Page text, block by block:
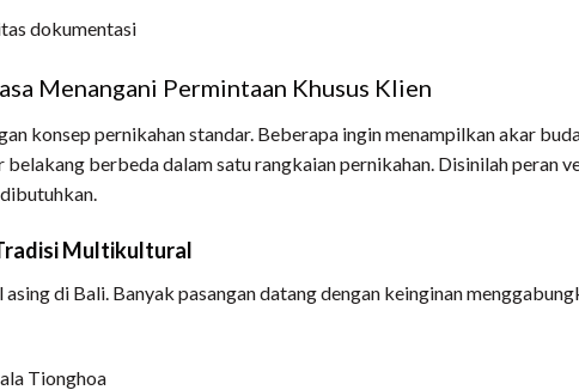
dokumentasi
Menangani Permintaan Khusus Klien
konsep pernikahan standar. Beberapa ingin menampilkan akar
berbeda dalam satu rangkaian pernikahan. Disinilah peran
Multikultural
di Bali. Banyak pasangan datang dengan keinginan
Tionghoa